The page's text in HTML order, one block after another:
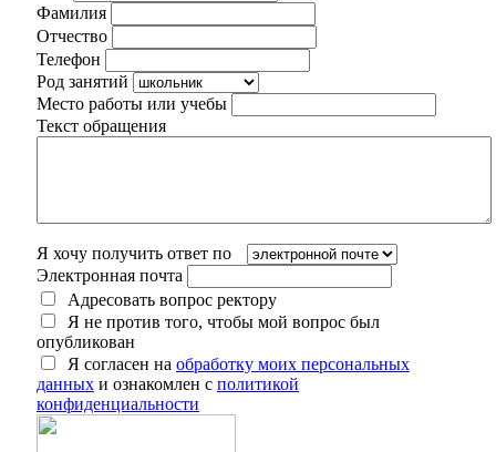
Фамилия
Отчество
Телефон
Род занятий
Место работы или учебы
Текст обращения
Я хочу получить ответ по
Электронная почта
Адресовать вопрос ректору
Я не против того, чтобы мой вопрос был
опубликован
Я согласен на обработку моих персональных
данных и ознакомлен с политикой
конфиденциальности